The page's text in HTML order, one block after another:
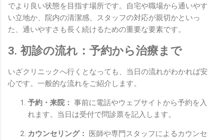
でより良い状態を目指す場所です。自宅や職場から通いやす
い立地か、院内の清潔感、スタッフの対応が親切かといっ
た、通いやすさも長く続けるための重要な要素です。
3. 初診の流れ：予約から治療まで
いざクリニックへ行くとなっても、当日の流れがわかれば安
心です。一般的な流れをご紹介します。
予約・来院： 事前に電話やウェブサイトから予約を入
れます。当日は受付で問診票を記入します。
カウンセリング：
医師や専門スタッフによるカウンセ